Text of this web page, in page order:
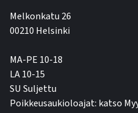
Melkonkatu 26
00210 Helsinki
MA-PE 10-18
LA 10-15
SU Suljettu
Poikkeusaukioloajat: katso